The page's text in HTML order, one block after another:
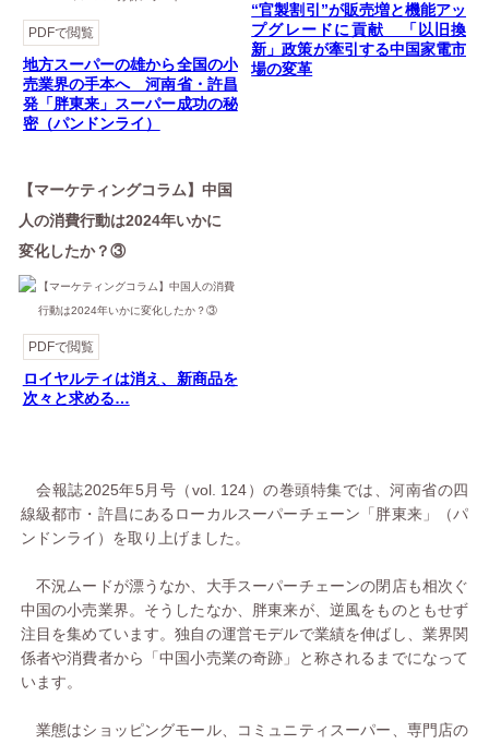
PDFで閲覧
地方スーパーの雄から全国の小
売業界の手本へ 河南省・許昌
発「胖東来」スーパー成功の秘
密（パンドンライ）
“官製割引”が販売増と機能アッ
プグレードに貢献 「以旧換
新」政策が牽引する中国家電市
場の変革
【マーケティングコラム】中国
人の消費行動は2024年いかに
変化したか？③
PDFで閲覧
ロイヤルティは消え、新商品を
次々と求める…
会報誌2025年5月号（vol. 124）の巻頭特集では、河南省の四
線級都市・許昌にあるローカルスーパーチェーン「胖東来」（パ
ンドンライ）を取り上げました。
不況ムードが漂うなか、大手スーパーチェーンの閉店も相次ぐ
中国の小売業界。そうしたなか、胖東来が、逆風をものともせず
注目を集めています。独自の運営モデルで業績を伸ばし、業界関
係者や消費者から「中国小売業の奇跡」と称されるまでになって
います。
業態はショッピングモール、コミュニティスーパー、専門店の